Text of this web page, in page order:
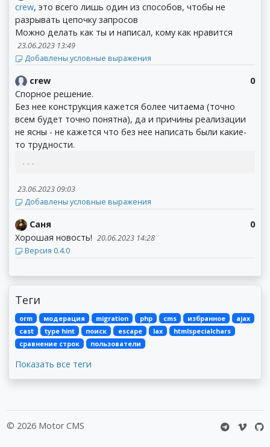
crew, это всего лишь один из способов, чтобы не
разрывать цепочку запросов
Можно делать как ты и написал, кому как нравится
23.06.2023 13:49
Добавлены условные выражения
0
crew
Спорное решение.
Без нее конструкция кажется более читаема (точно
всем будет точно понятна), да и причины реализации
не ясны - не кажется что без нее написать были какие-
то трудности.
...
23.06.2023 09:03
Добавлены условные выражения
0
Саня
Хорошая новость! 20.06.2023 14:28
Версия 0.4.0
Теги
orm модерация migration php cms избранное
ajax
cast
type hint поиск escape lax
htmlspecialchars
сравнение строк
пользователи
Показать все теги
© 2026 Motor CMS